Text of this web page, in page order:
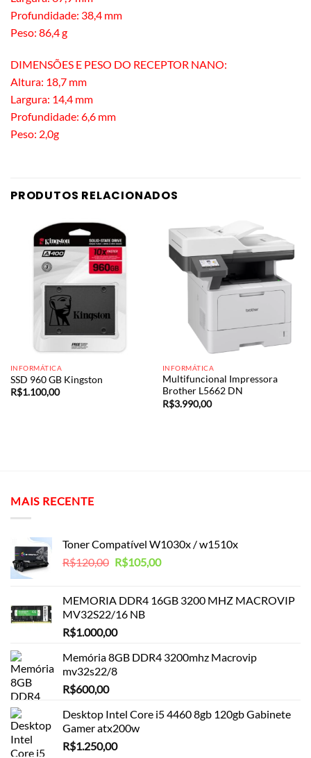
Profundidade: 38,4 mm
Peso: 86,4 g
DIMENSÕES E PESO DO RECEPTOR NANO:
Altura: 18,7 mm
Largura: 14,4 mm
Profundidade: 6,6 mm
Peso: 2,0g
PRODUTOS RELACIONADOS
INFORMÁTICA
SSD 960 GB Kingston
R$1.100,00
INFORMÁTICA
Multifuncional Impressora
Brother L5662 DN
R$3.990,00
MAIS RECENTE
Toner Compatível W1030x / w1510x
R$120,00 O
era:
R$120,00.
R$105,00O
é:
MEMORIA DDR4 16GB 3200 MHZ MACROVIP
MV32S22/16 NB
R$1.000,00
Memória 8GB DDR4 3200mhz Macrovip
mv32s22/8
R$600,00
Desktop Intel Core i5 4460 8gb 120gb Gabinete
Gamer atx200w
R$1.250,00